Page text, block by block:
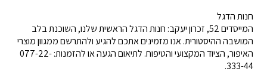
חנות הדגל
המייסדים 52, זכרון יעקב: חנות הדגל הראשית שלנו, השוכנת בלב
המושבה ההיסטורית. אנו מזמינים אתכם להגיע ולהתרשם ממגוון מוצרי
האיפור, הציוד המקצועי והטיפוח. לתיאום הגעה או להזמנות: 077-22-
333-44.